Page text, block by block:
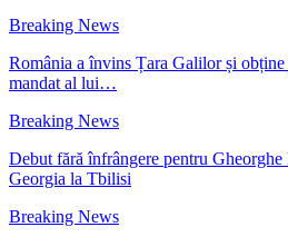
Breaking News
România a învins Țara Galilor și
mandat al lui…
Breaking News
Debut fără înfrângere pentru
Georgia la Tbilisi
Breaking News